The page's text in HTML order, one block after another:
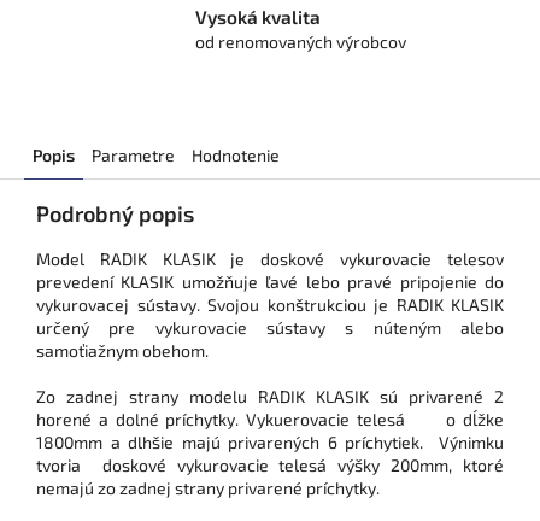
Vysoká kvalita
od renomovaných výrobcov
Popis Parametre Hodnotenie
Podrobný popis
Model RADIK KLASIK je doskové vykurovacie telesov
prevedení KLASIK umožňuje ľavé lebo pravé pripojenie do
vykurovacej sústavy. Svojou konštrukciou je RADIK KLASIK
určený pre vykurovacie sústavy s núteným alebo
samoťiažnym obehom.
Zo zadnej strany modelu RADIK KLASIK sú privarené 2
horené a dolné príchytky. Vykuerovacie telesá o dĺžke
1800mm a dlhšie majú privarených 6 príchytiek. Výnimku
tvoria doskové vykurovacie telesá výšky 200mm, ktoré
nemajú zo zadnej strany privarené príchytky.